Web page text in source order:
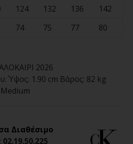
124 132 136
142
74 75 77 80
2026
Ύψος: 1.90 cm Βάρος: 82 kg
Medium
Διαθέσιμο
02.19.50.225